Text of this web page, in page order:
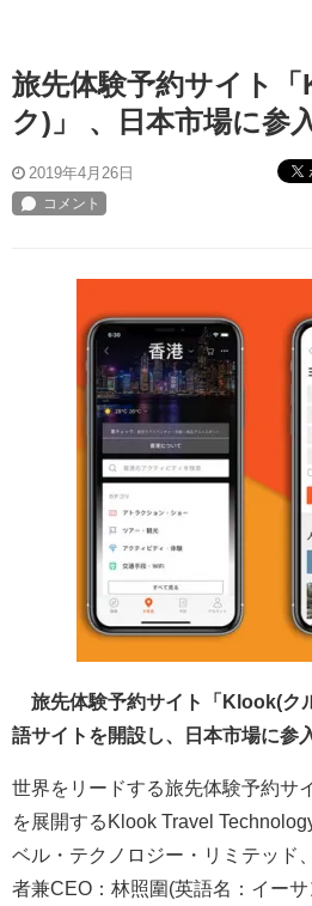
旅先体験予約サイト
ク)」 、日本市場に参
2019年4月26日
旅先体験予約サイト「Klook(ク
語サイトを開設し、日本市場に参
世界をリードする旅先体験予約サ
を展開するKlook Travel
ベル・テクノロジー・リミテッド
者兼CEO：林照圍(英語名：イー